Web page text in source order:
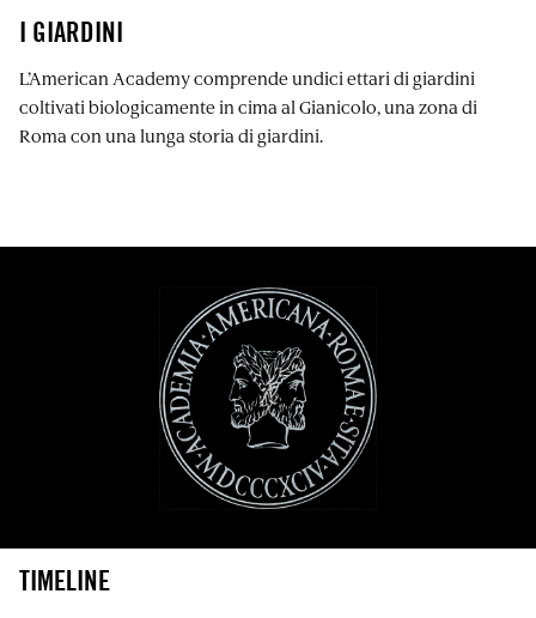
I GIARDINI
L’American Academy comprende undici ettari di giardini
coltivati ​​biologicamente in cima al Gianicolo, una zona di
Roma con una lunga storia di giardini.
TIMELINE